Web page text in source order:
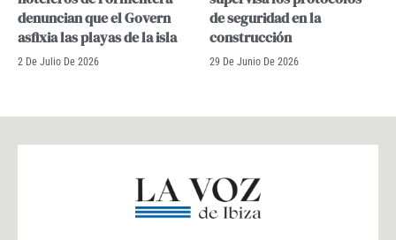
denuncian que el Govern
asfixia las playas de la isla
2 De Julio De 2026
de seguridad en la
construcción
29 De Junio De 2026